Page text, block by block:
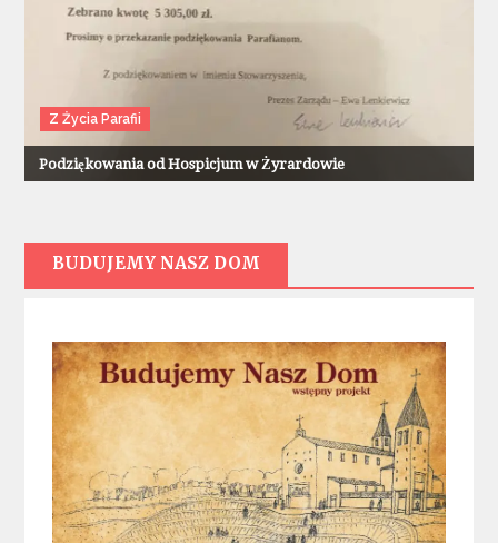
Z Życia Parafii
Podziękowania od Hospicjum w Żyrardowie
BUDUJEMY NASZ DOM